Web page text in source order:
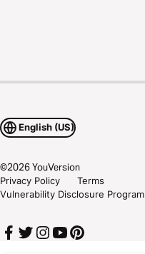
English (US)
©2026YouVersion
Privacy Policy
Terms
Vulnerability Disclosure Program